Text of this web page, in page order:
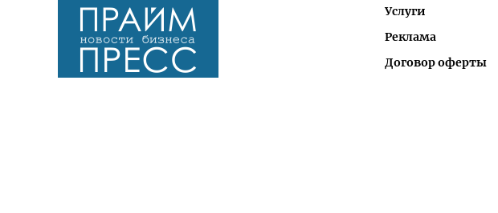
Услуги
Реклама
Договор оферты